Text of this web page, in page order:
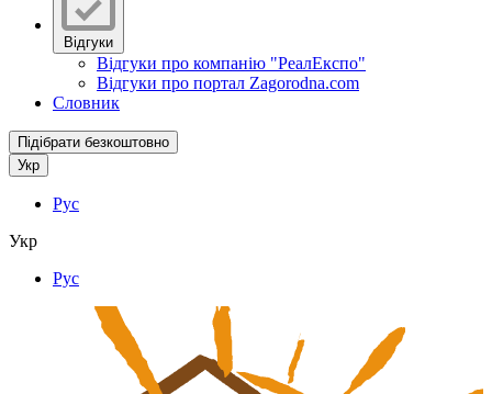
Відгуки
Відгуки про компанію "РеалЕкспо"
Відгуки про портал Zagorodna.com
Словник
Підібрати безкоштовно
Укр
Рус
Укр
Рус